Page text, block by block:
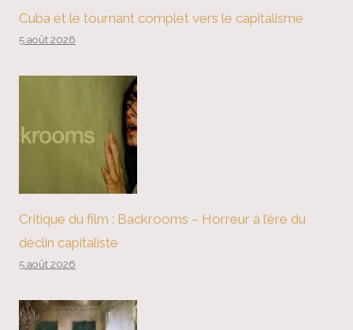
Cuba et le tournant complet vers le capitalisme
5 août 2026
Critique du film : Backrooms – Horreur à l’ère du
déclin capitaliste
5 août 2026